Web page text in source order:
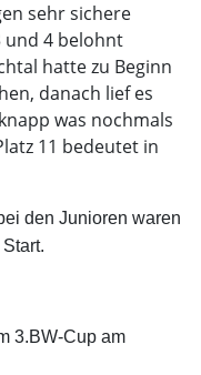
sehr sichere
und 4 belohnt
hatte zu Beginn
danach lief es
was nochmals
11 bedeutet in
den Junioren waren
3.BW-Cup am